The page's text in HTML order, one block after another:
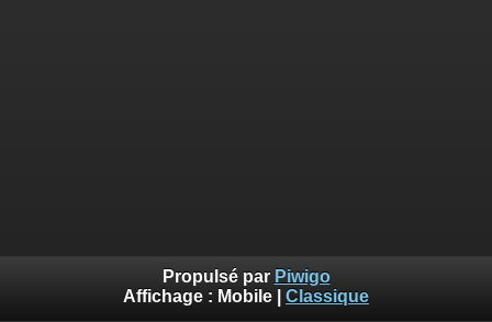
Propulsé par Piwigo
Affichage : Mobile Classique